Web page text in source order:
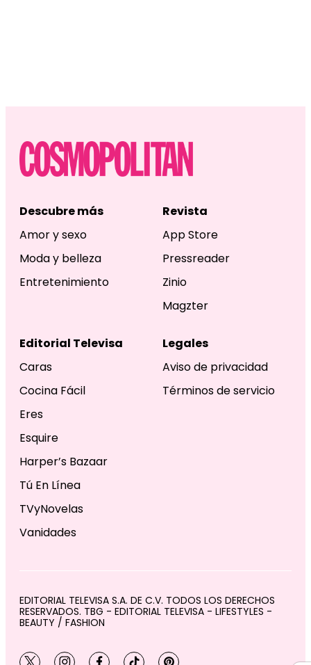
Descubre más
Amor y sexo
Moda y belleza
Entretenimiento
Revista
App Store
Pressreader
Zinio
Magzter
Editorial Televisa
Caras
Cocina Fácil
Eres
Esquire
Harper’s Bazaar
Tú En Línea
TVyNovelas
Vanidades
Legales
Aviso de privacidad
Términos de servicio
EDITORIAL TELEVISA S.A. DE C.V. TODOS LOS DERECHOS
RESERVADOS. TBG - EDITORIAL TELEVISA - LIFESTYLES -
BEAUTY / FASHION